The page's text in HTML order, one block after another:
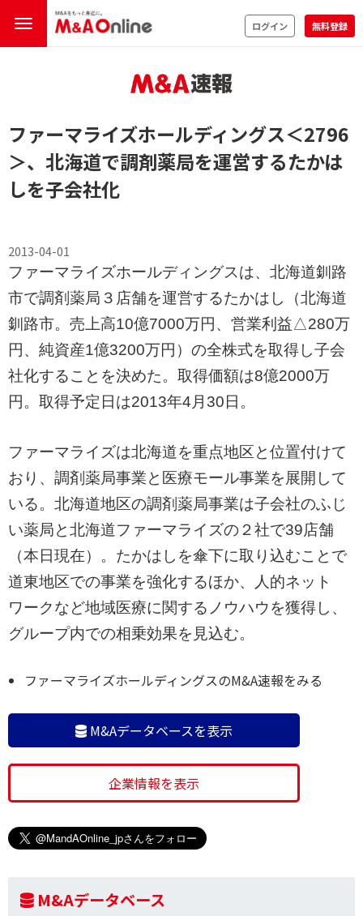
ログイン 無料登録
ファーマライズホールディングス＜2796
＞、北海道で調剤薬局を運営するたかは
しを子会社化
2013-04-01
ファーマライズホールディングスは、北海道釧路
市で調剤薬局３店舗を運営するたかはし（北海道
釧路市。売上高10億7000万円、営業利益△280万
円、純資産1億3200万円）の全株式を取得し子会
社化することを決めた。取得価額は8億2000万
円。取得予定日は2013年4月30日。
ファーマライズは北海道を重点地区と位置付けて
おり、調剤薬局事業と医療モール事業を展開して
いる。北海道地区の調剤薬局事業は子会社のふじ
い薬局と北海道ファーマライズの２社で39店舗
（本日現在）。たかはしを傘下に取り込むことで
道東地区での事業を強化するほか、人的ネット
ワークなど地域医療に関するノウハウを獲得し、
グループ内での相乗効果を見込む。
ファーマライズホールディングスのM&A速報をみる
M&Aデータベースを表示
企業情報を表示
M&Aデータベース